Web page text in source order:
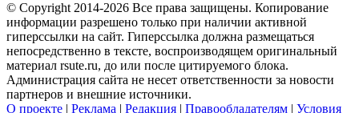
© Copyright 2014-2026 Все права защищены. Копирование
информации разрешено только при наличии активной
гиперссылки на сайт. Гиперссылка должна размещаться
непосредственно в тексте, воспроизводящем оригинальный
материал rsute.ru, до или после цитируемого блока.
Администрация сайта не несет ответственности за новости
партнеров и внешние источники.
О проекте | Реклама | Редакция | Правообладателям | Условия